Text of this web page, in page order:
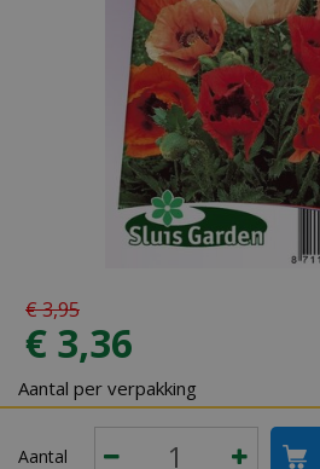
€3,95
€ 3,36
Aantal per verpakking
Aantal